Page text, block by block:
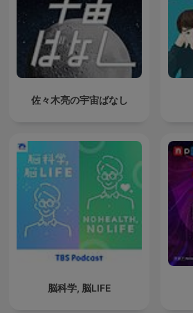
佐々木亮の宇宙ばなし
脳科学, 脳LIFE